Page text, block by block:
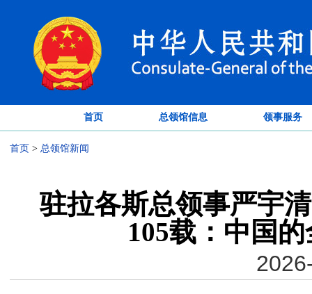
首页 总领馆信息 领事服务
首页 > 总领馆新闻
驻拉各斯总领事严宇
105载：中国